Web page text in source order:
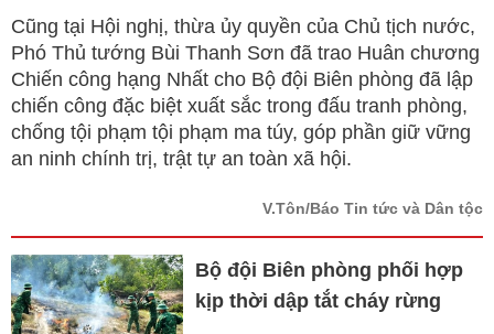
Cũng tại Hội nghị, thừa ủy quyền của Chủ tịch nước,
Phó Thủ tướng Bùi Thanh Sơn đã trao Huân chương
Chiến công hạng Nhất cho Bộ đội Biên phòng đã lập
chiến công đặc biệt xuất sắc trong đấu tranh phòng,
chống tội phạm tội phạm ma túy, góp phần giữ vững
an ninh chính trị, trật tự an toàn xã hội.
V.Tôn/Báo Tin tức và Dân tộc
Bộ đội Biên phòng phối hợp
kịp thời dập tắt cháy rừng